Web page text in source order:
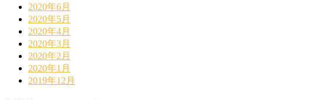
2020年6月
2020年5月
2020年4月
2020年3月
2020年2月
2020年1月
2019年12月